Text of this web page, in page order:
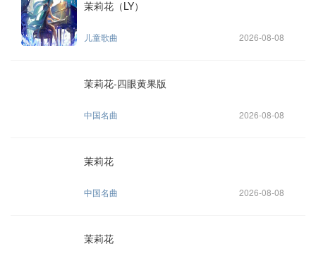
茉莉花（LY）
儿童歌曲 2026-08-08
茉莉花-四眼黄果版
中国名曲 2026-08-08
茉莉花
中国名曲 2026-08-08
茉莉花